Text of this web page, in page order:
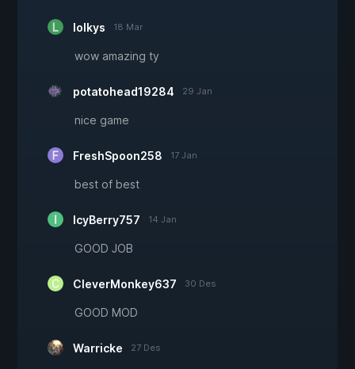
lolkys 18 Mar
wow amazing ty
potatohead19284 29 Jan
nice game
FreshSpoon258 17 Jan
best of best
IcyBerry757 14 Jan
GOOD JOB
CleverMonkey637 30 Des
GOOD MOD
Warricke 27 Des